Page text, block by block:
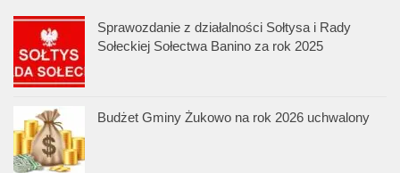
Sprawozdanie z działalności Sołtysa i Rady
Sołeckiej Sołectwa Banino za rok 2025
Budżet Gminy Żukowo na rok 2026 uchwalony